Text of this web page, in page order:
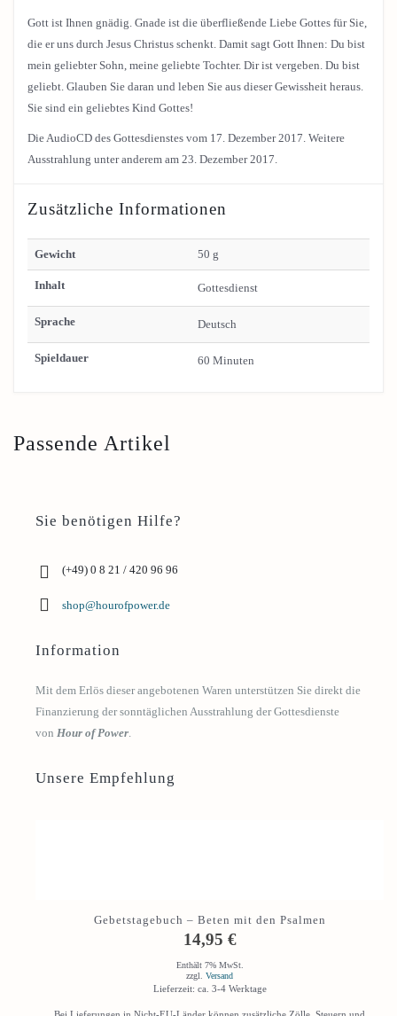
Gott ist Ihnen gnädig. Gnade ist die überfließende Liebe Gottes für Sie,
die er uns durch Jesus Christus schenkt. Damit sagt Gott Ihnen: Du bist
mein geliebter Sohn, meine geliebte Tochter. Dir ist vergeben. Du bist
geliebt. Glauben Sie daran und leben Sie aus dieser Gewissheit heraus.
Sie sind ein geliebtes Kind Gottes!
Die AudioCD des Gottesdienstes vom 17. Dezember 2017. Weitere
Ausstrahlung unter anderem am 23. Dezember 2017.
Zusätzliche Informationen
Gewicht 50 g
Inhalt Gottesdienst
Sprache Deutsch
Spieldauer 60 Minuten
Passende Artikel
Sie benötigen Hilfe?
(+49) 0 8 21 / 420 96 96
shop@hourofpower.de
Information
Mit dem Erlös dieser angebotenen Waren unterstützen Sie direkt die
Finanzierung der sonntäglichen Ausstrahlung der Gottesdienste
von Hour of Power
Unsere Empfehlung
Gebetstagebuch – Beten mit den Psalmen
14,95 €
Enthält 7% MwSt.
zzgl. Versand
Lieferzeit: ca. 3-4 Werktage